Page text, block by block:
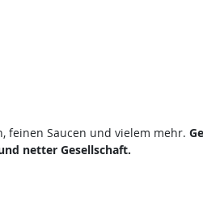
feinen Saucen und vielem mehr.
netter Gesellschaft.